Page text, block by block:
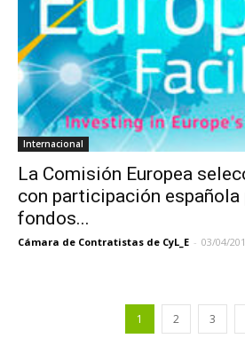
Internacional
La Comisión Europea
con participación española
fondos...
Cámara de Contratistas de CyL_E - 03/04/
1 2 3